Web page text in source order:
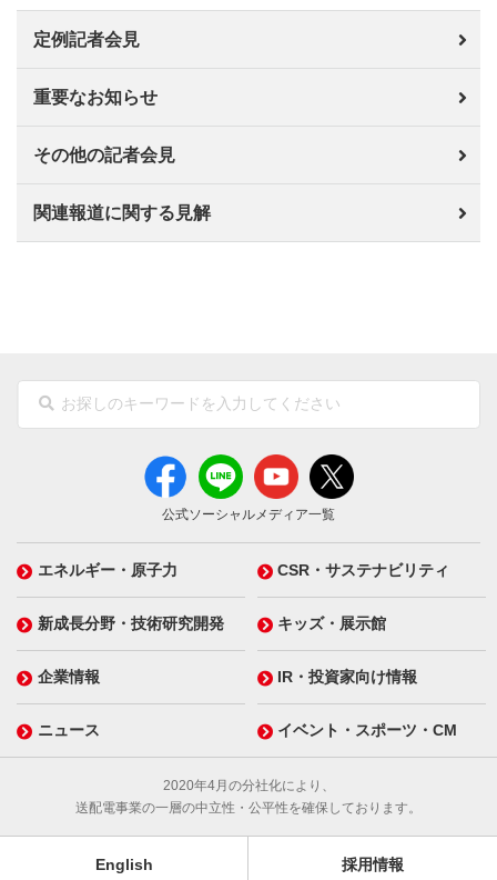
定例記者会見
重要なお知らせ
その他の記者会見
関連報道に関する見解
公式ソーシャルメディア一覧
エネルギー・原子力 CSR・サステナビリティ
新成長分野・技術研究開発 キッズ・展示館
企業情報 IR・投資家向け情報
ニュース イベント・スポーツ・CM
2020年4月の分社化により、
送配電事業の一層の中立性・公平性を確保しております。
English 採用情報